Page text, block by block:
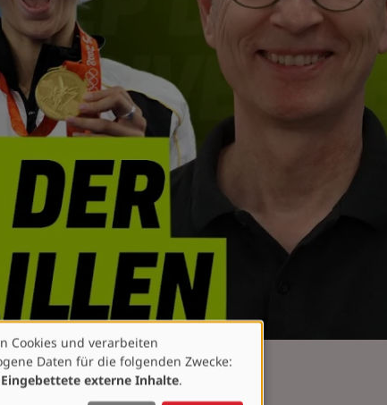
Cookies und verarbeiten
Daten für die folgenden Zwecke:
externe Inhalte.